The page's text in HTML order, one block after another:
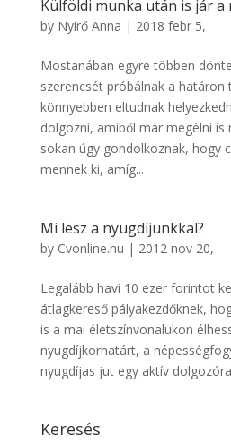
Külföldi munka után is jár a
by Nyírő Anna | 2018 febr 5,
Mostanában egyre többen
szerencsét próbálnak a
könnyebben eltudnak
dolgozni, amiből már megélni is
sokan úgy gondolkoznak, hogy
mennek ki, amíg...
Mi lesz a nyugdíjunkkal?
by Cvonline.hu | 2012 nov 20,
Legalább havi 10 ezer forintot
átlagkereső pályakezdőknek,
is a mai életszínvonalukon
nyugdíjkorhatárt, a
nyugdíjas jut egy aktív
Keresés